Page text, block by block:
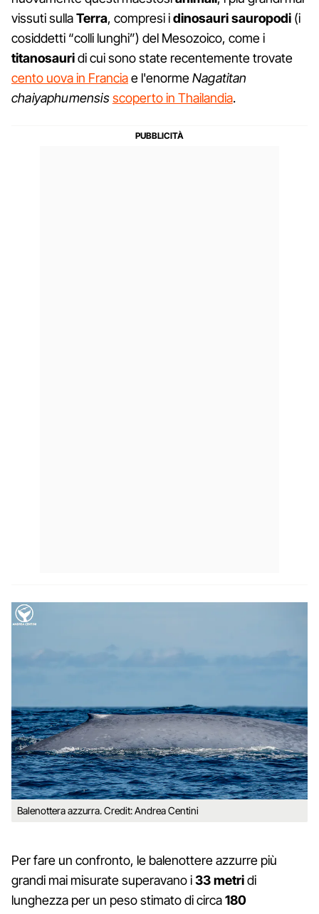
vissuti sullaTerra, compresi idinosauri sauropodi (i
cosiddetti “colli lunghi”) del Mesozoico, come i
titanosauridi cui sono state recentemente trovate
cento uova in Franciae l'enormeNagatitan
chaiyaphumensis scoperto in Thailandia.
Balenottera azzurra. Credit: Andrea Centini
Per fare un confronto, le balenottere azzurre più
grandi mai misurate superavano i33 metridi
lunghezza per un peso stimato di circa180